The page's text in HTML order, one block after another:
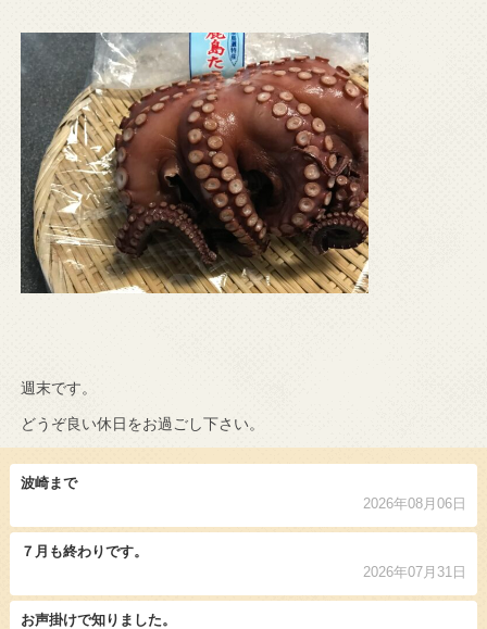
週末です。
どうぞ良い休日をお過ごし下さい。
波崎まで
2026年08月06日
７月も終わりです。
2026年07月31日
お声掛けで知りました。